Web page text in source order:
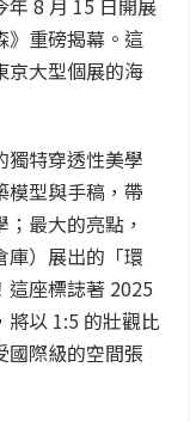
年 8 月 15 日開展
》重磅揭幕。這
京大型個展的海
獨特穿透性美學
模型與手稿，帶
最大的亮點，
庫）展出的「環
這座標誌著 2025
以 1:5 的壯觀比
國際級的空間張